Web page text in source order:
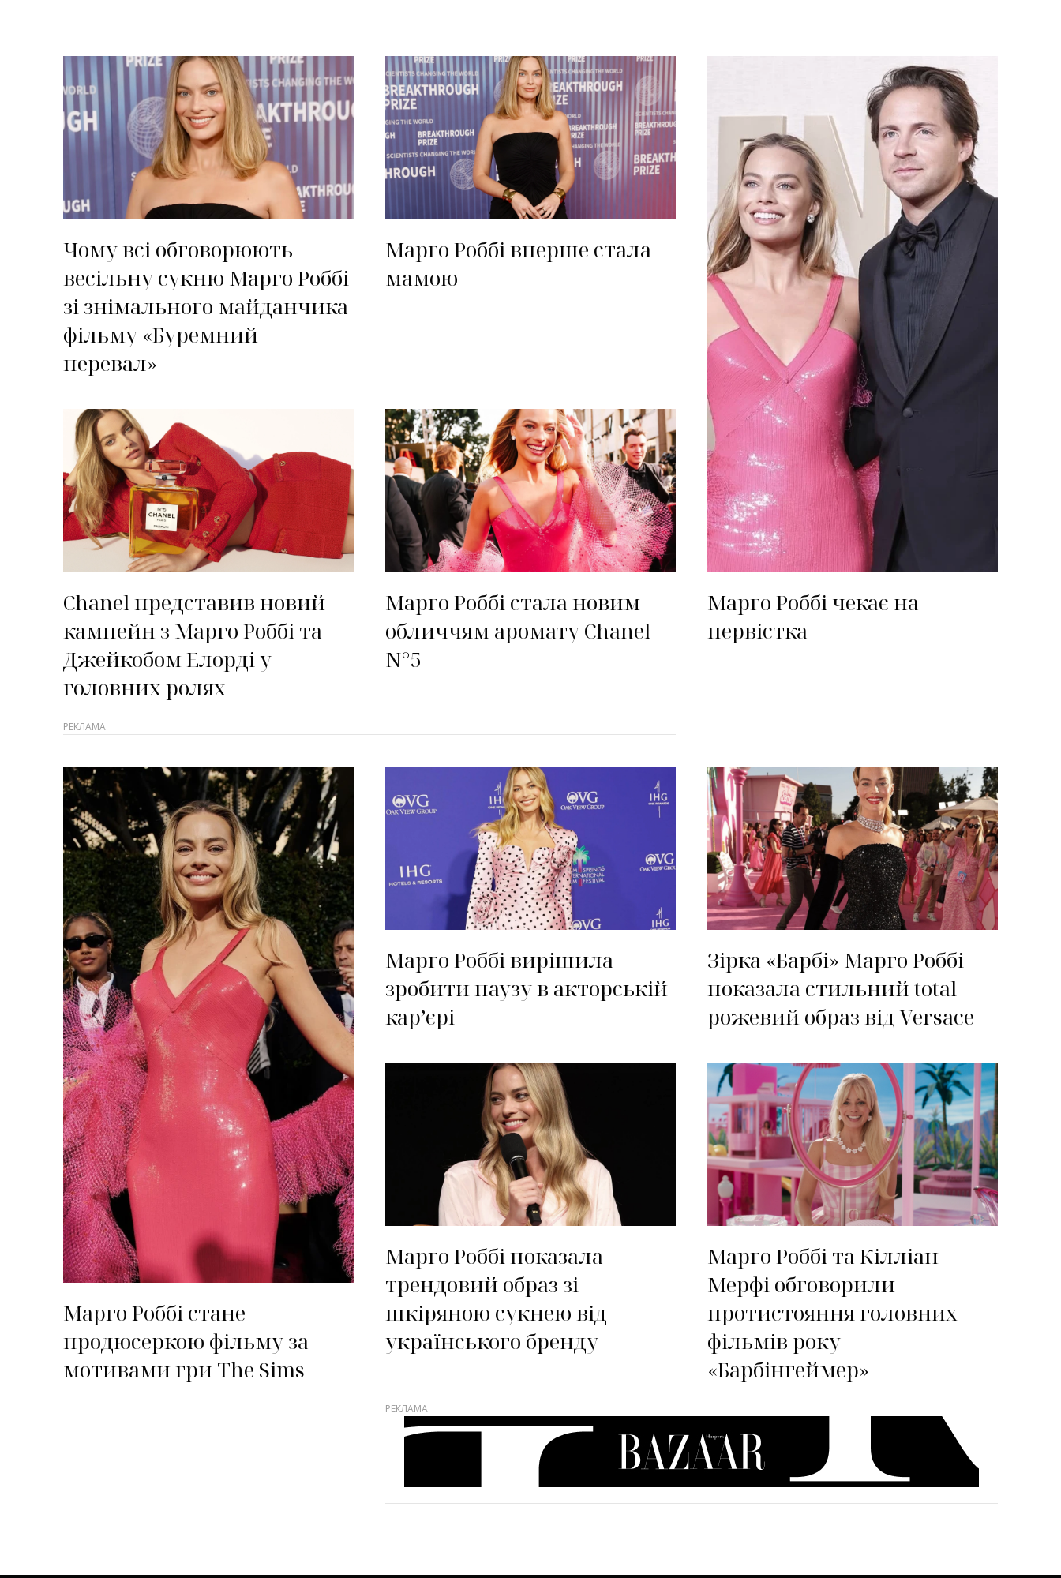
Чому всі обговорюють
весільну сукню Марго Роббі
зі знімального майданчика
фільму «Буремний
перевал»
Марго Роббі вперше стала
мамою
Chanel представив новий
кампейн з Марго Роббі та
Джейкобом Елорді у
головних ролях
Марго Роббі стала новим
обличчям аромату Chanel
N°5
Марго Роббі чекає на
первістка
Марго Роббі стане
продюсеркою фільму за
мотивами гри The Sims
Марго Роббі вирішила
зробити паузу в акторській
карʼєрі
Зірка «Барбі» Марго Роббі
показала стильний total
рожевий образ від Versace
Марго Роббі показала
трендовий образ зі
шкіряною сукнею від
українського бренду
Марго Роббі та Кілліан
Мерфі обговорили
протистояння головних
фільмів року —
«Барбінгеймер»